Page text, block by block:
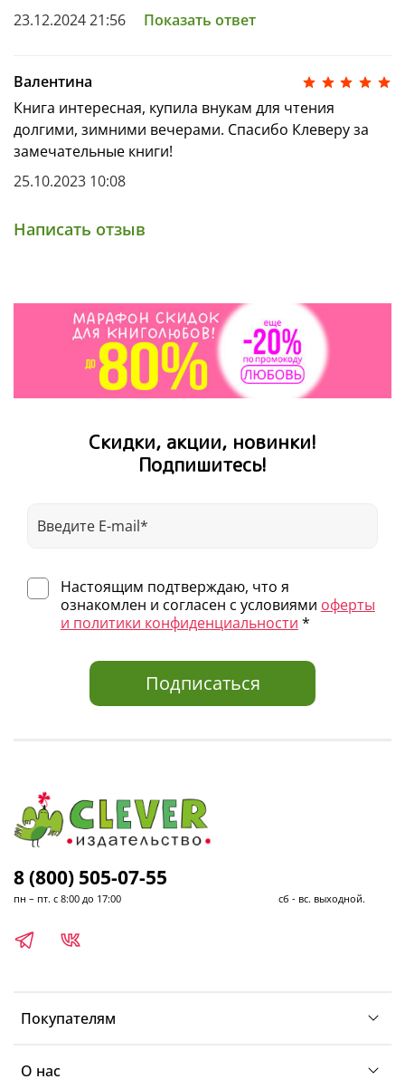
23.12.2024 21:56
Показать ответ
Валентина
Книга интересная, купила внукам для чтения
долгими, зимними вечерами. Спасибо Клеверу за
замечательные книги!
25.10.2023 10:08
Написать отзыв
Скидки, акции, новинки!
Подпишитесь!
Настоящим подтверждаю, что я
ознакомлен и согласен с условиями оферты
и политики конфиденциальности *
Подписаться
Покупателям
О нас
8 (800) 505-07-55
пн – пт. с 8:00 до 17:00 сб - вс. выходной.